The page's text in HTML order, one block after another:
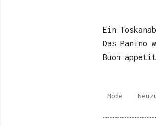
Ein
Das Panino
Buon
Mode